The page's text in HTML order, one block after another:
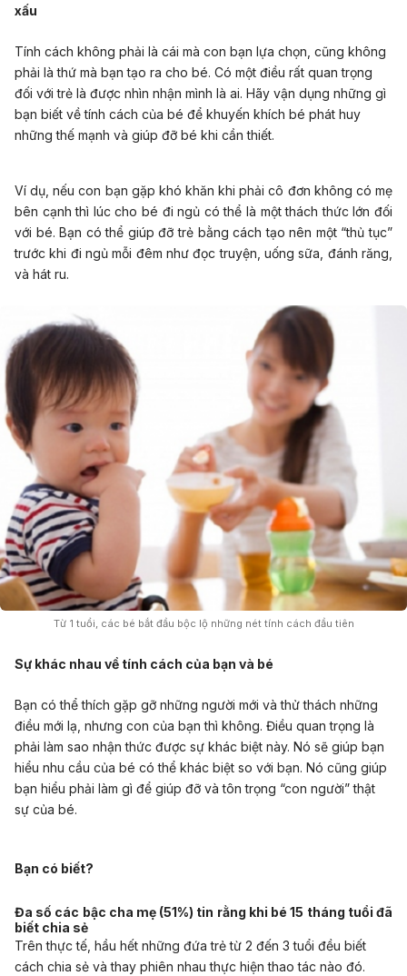
xấu
Tính cách không phải là cái mà con bạn lựa chọn, cũng không
phải là thứ mà bạn tạo ra cho bé. Có một điều rất quan trọng
đối với trẻ là được nhìn nhận mình là ai. Hãy vận dụng những gì
bạn biết về tính cách của bé để khuyến khích bé phát huy
những thế mạnh và giúp đỡ bé khi cần thiết.
Ví dụ, nếu con bạn gặp khó khăn khi phải cô đơn không có mẹ
bên cạnh thì lúc cho bé đi ngủ có thể là một thách thức lớn đối
với bé. Bạn có thể giúp đỡ trẻ bằng cách tạo nên một “thủ tục”
trước khi đi ngủ mỗi đêm như đọc truyện, uống sữa, đánh răng,
và ​​hát ru.
Từ 1 tuổi, các bé bắt đầu bộc lộ những nét tính cách đầu tiên
Sự khác nhau về tính cách của bạn và bé
Bạn có thể thích gặp gỡ những người mới và thử thách những
điều mới lạ, nhưng con của bạn thì không. Điều quan trọng là
phải làm sao nhận thức được sự khác biệt này. Nó sẽ giúp bạn
hiểu nhu cầu của bé có thể khác biệt so với bạn. Nó cũng giúp
bạn hiểu phải làm gì để giúp đỡ và tôn trọng “con người” thật
sự của bé.
Bạn có biết?
Đa số các bậc cha mẹ (51%) tin rằng khi bé 15 tháng tuổi đã
biết chia sẻ
Trên thực tế, hầu hết những đứa trẻ từ 2 đến 3 tuổi đều biết
cách chia sẻ và thay phiên nhau thực hiện thao tác nào đó.